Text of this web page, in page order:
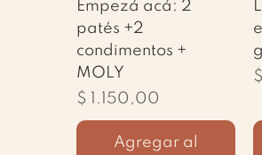
Vista rápida
Empezá acá: 2
patés +2
condimentos +
MOLY
Precio
$ 1.150,00
Agregar al